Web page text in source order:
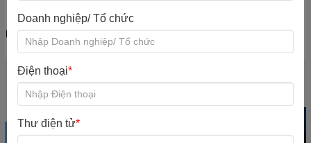
Nội quy quy định Mổ rộng khu vui
chơi
Khu vui chơi
trong nhà
Trampoline park Iti Game Giải trí
Doanh nghiệp/ Tổ chức
Điện thoại*
Thư điện tử*